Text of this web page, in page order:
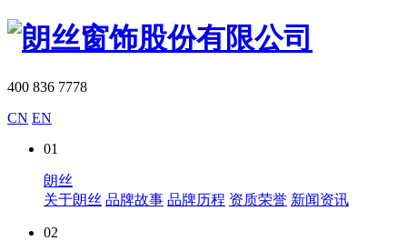
400 836 7778
CN EN
01
朗丝
关于朗丝 品牌故事 品牌历程 资质荣誉 新闻资讯
02